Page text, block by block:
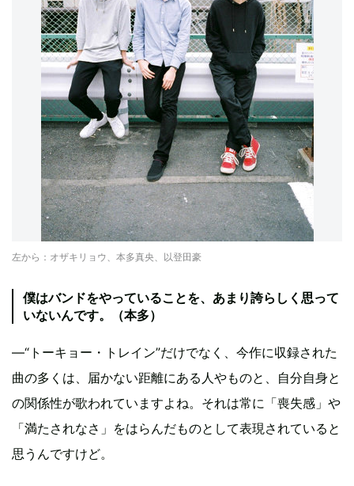
左から：オザキリョウ、本多真央、以登田豪
僕はバンドをやっていることを、あまり誇らしく思って
いないんです。（本多）
—“トーキョー・トレイン”だけでなく、今作に収録された
曲の多くは、届かない距離にある人やものと、自分自身と
の関係性が歌われていますよね。それは常に「喪失感」や
「満たされなさ」をはらんだものとして表現されていると
思うんですけど。